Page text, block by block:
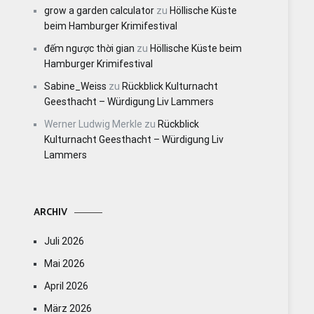
grow a garden calculator zu Höllische Küste
beim Hamburger Krimifestival
đếm ngược thời gian zu Höllische Küste beim
Hamburger Krimifestival
Sabine_Weiss zu Rückblick Kulturnacht
Geesthacht – Würdigung Liv Lammers
Werner Ludwig Merkle zu Rückblick
Kulturnacht Geesthacht – Würdigung Liv
Lammers
ARCHIV
Juli 2026
Mai 2026
April 2026
März 2026